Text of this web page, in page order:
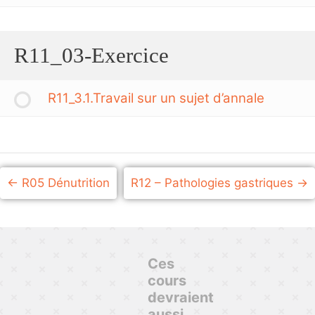
R11_03-Exercice
R11_3.1.Travail sur un sujet d’annale
R05 Dénutrition R12 – Pathologies gastriques
Ces
cours
devraient